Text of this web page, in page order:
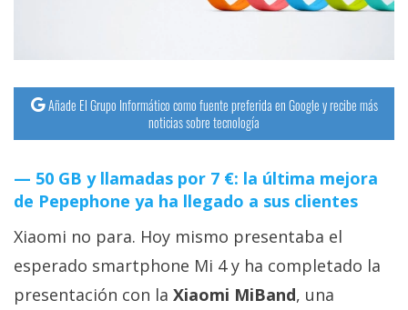
Trucos
y
Tutoriales
Sistemas
operativos
Profesional
Añade El Grupo Informático como fuente preferida en Google y recibe más
noticias sobre tecnología
50 GB y llamadas por 7 €: la última mejora
de Pepephone ya ha llegado a sus clientes
Xiaomi no para. Hoy mismo presentaba el
esperado smartphone Mi 4 y ha completado la
presentación con la Xiaomi MiBand, una